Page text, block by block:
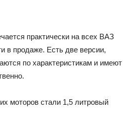
практически на всех ВАЗ
в продаже. Есть две версии,
по характеристикам и имеют
моторов стали 1,5 литровый